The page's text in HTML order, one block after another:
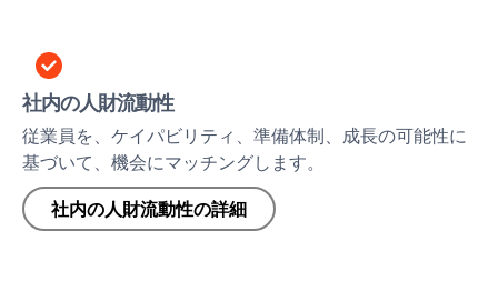
社内の人財流動性
従業員を、ケイパビリティ、準備体制、成長の可能性に
基づいて、機会にマッチングします。
社内の人財流動性の詳細